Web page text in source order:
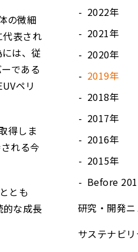
の微細
表され
は、従
である
ペリ
得しま
れる今
とも
な成長
2022年
2021年
2020年
2019年
2018年
2017年
2016年
2015年
Before
研究・開発
サステナビ